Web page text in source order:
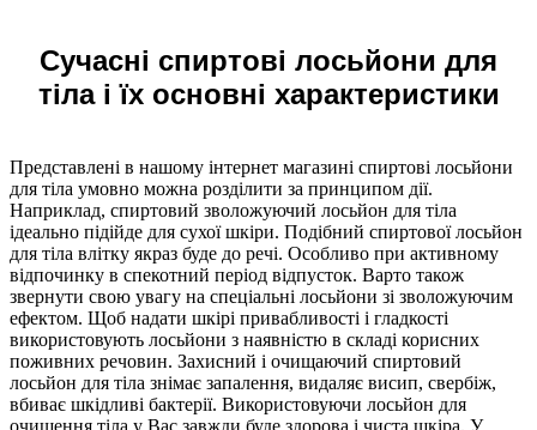
Сучасні спиртові лосьйони для
тіла і їх основні характеристики
Представлені в нашому інтернет магазині спиртові лосьйони
для тіла умовно можна розділити за принципом дії.
Наприклад, спиртовий зволожуючий лосьйон для тіла
ідеально підійде для сухої шкіри. Подібний спиртової лосьйон
для тіла влітку якраз буде до речі. Особливо при активному
відпочинку в спекотний період відпусток. Варто також
звернути свою увагу на спеціальні лосьйони зі зволожуючим
ефектом. Щоб надати шкірі привабливості і гладкості
використовують лосьйони з наявністю в складі корисних
поживних речовин. Захисний і очищаючий спиртовий
лосьйон для тіла знімає запалення, видаляє висип, свербіж,
вбиває шкідливі бактерії. Використовуючи лосьйон для
очищення тіла у Вас завжди буде здорова і чиста шкіра. У